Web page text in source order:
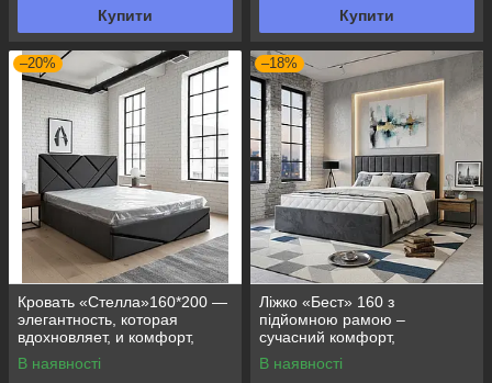
Купити Купити
–20%
Кровать «Стелла»160*200 —
элегантность, которая
вдохновляет, и комфорт,
который ощущается с
первого взгляда
В наявності
–18%
Ліжко «Бест» 160 з
підйомною рамою –
сучасний комфорт,
практичність та елегантний
дизайн
В наявності